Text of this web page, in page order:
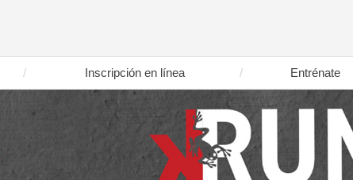
Inscripción en línea Entrénate